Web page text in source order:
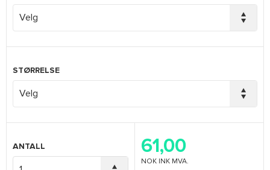
STØRRELSE
ANTALL 61,00
NOK INK MVA.